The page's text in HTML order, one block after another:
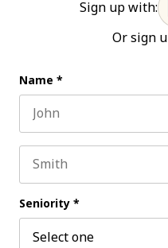
Sign up with:
Or sign
Name *
Seniority *